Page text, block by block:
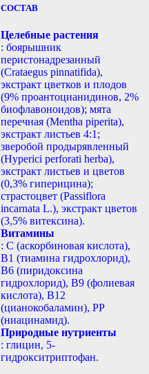
СОСТАВ
Целебные растения
: боярышник
перистонадрезанный
(Crataegus pinnatifida),
экстракт цветков и плодов
(9% проантоцианидинов, 2%
биофлавоноидов); мята
перечная (Mentha piperita),
экстракт листьев 4:1;
зверобой продырявленный
(Hyperici perforati herba),
экстракт листьев и цветов
(0,3% гиперицина);
страстоцвет (Passiflora
incarnata L.), экстракт цветов
(3,5% витексина).
Витамины
: С (аскорбиновая кислота),
B1 (тиамина гидрохлорид),
B6 (пиридоксина
гидрохлорид), B9 (фолиевая
кислота), В12
(цианокобаламин), РР
(ниацинамид).
Природные нутриенты
: глицин, 5-
гидрокситриптофан.